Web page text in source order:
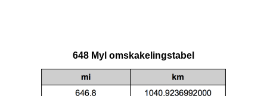
648 Myl omskakelingstabel